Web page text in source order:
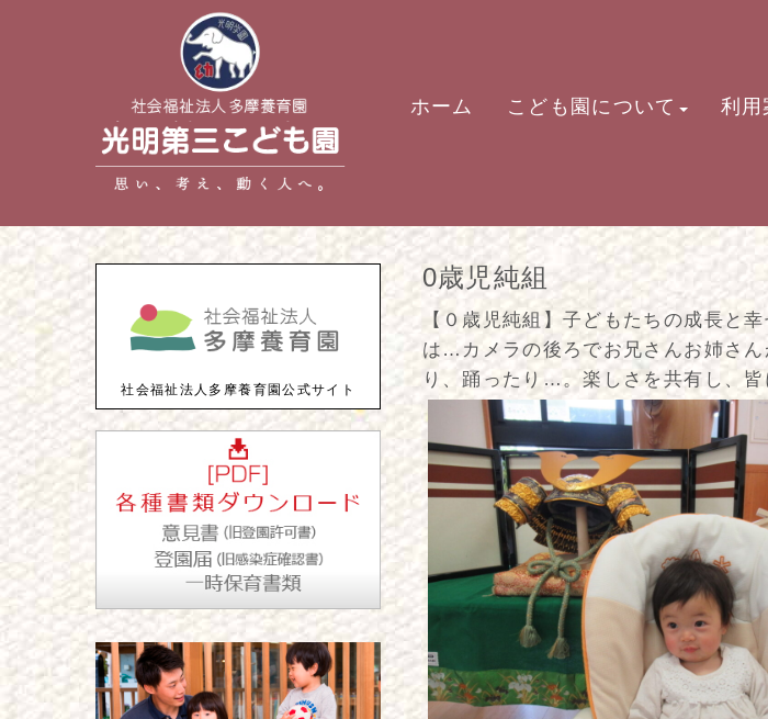
ホーム こども園について 利用
0歳児純組
【０歳児純組】子どもたちの成長と
は…カメラの後ろでお兄さんお姉さ
り、踊ったり…。楽しさを共有し、
社会福祉法人多摩養育園公式サイト